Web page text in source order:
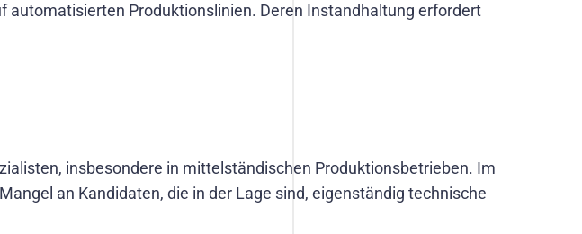
Produktionslinien. Deren Instandhaltung erfordert
insbesondere in mittelständischen Produktionsbetrieben. Im
an Kandidaten, die in der Lage sind, eigenständig technische